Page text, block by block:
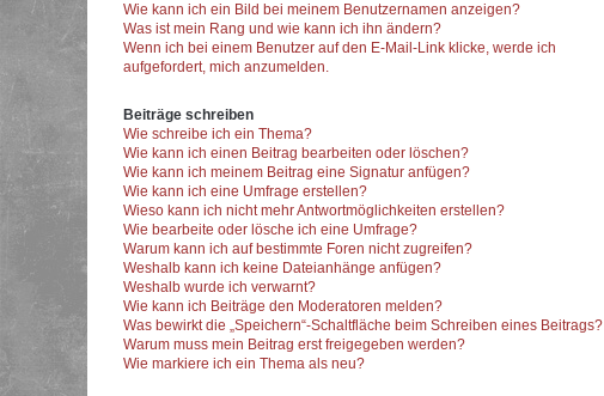
Wie kann ich ein Bild bei meinem Benutzernamen anzeigen?
Was ist mein Rang und wie kann ich ihn ändern?
Wenn ich bei einem Benutzer auf den E-Mail-Link klicke, werde ich
aufgefordert, mich anzumelden.
Beiträge schreiben
Wie schreibe ich ein Thema?
Wie kann ich einen Beitrag bearbeiten oder löschen?
Wie kann ich meinem Beitrag eine Signatur anfügen?
Wie kann ich eine Umfrage erstellen?
Wieso kann ich nicht mehr Antwortmöglichkeiten erstellen?
Wie bearbeite oder lösche ich eine Umfrage?
Warum kann ich auf bestimmte Foren nicht zugreifen?
Weshalb kann ich keine Dateianhänge anfügen?
Weshalb wurde ich verwarnt?
Wie kann ich Beiträge den Moderatoren melden?
Was bewirkt die „Speichern“-Schaltfläche beim Schreiben eines Beitrags?
Warum muss mein Beitrag erst freigegeben werden?
Wie markiere ich ein Thema als neu?